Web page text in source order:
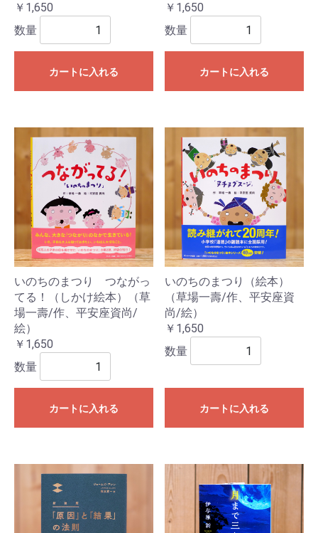
￥1,650
数量
カートに入れる
￥1,650
数量
カートに入れる
いのちのまつり つながっ
てる！（しかけ絵本）（草
場一壽/作、平安座資尚/
絵）
￥1,650
数量
カートに入れる
いのちのまつり（絵本）
（草場一壽/作、平安座資
尚/絵）
￥1,650
数量
カートに入れる